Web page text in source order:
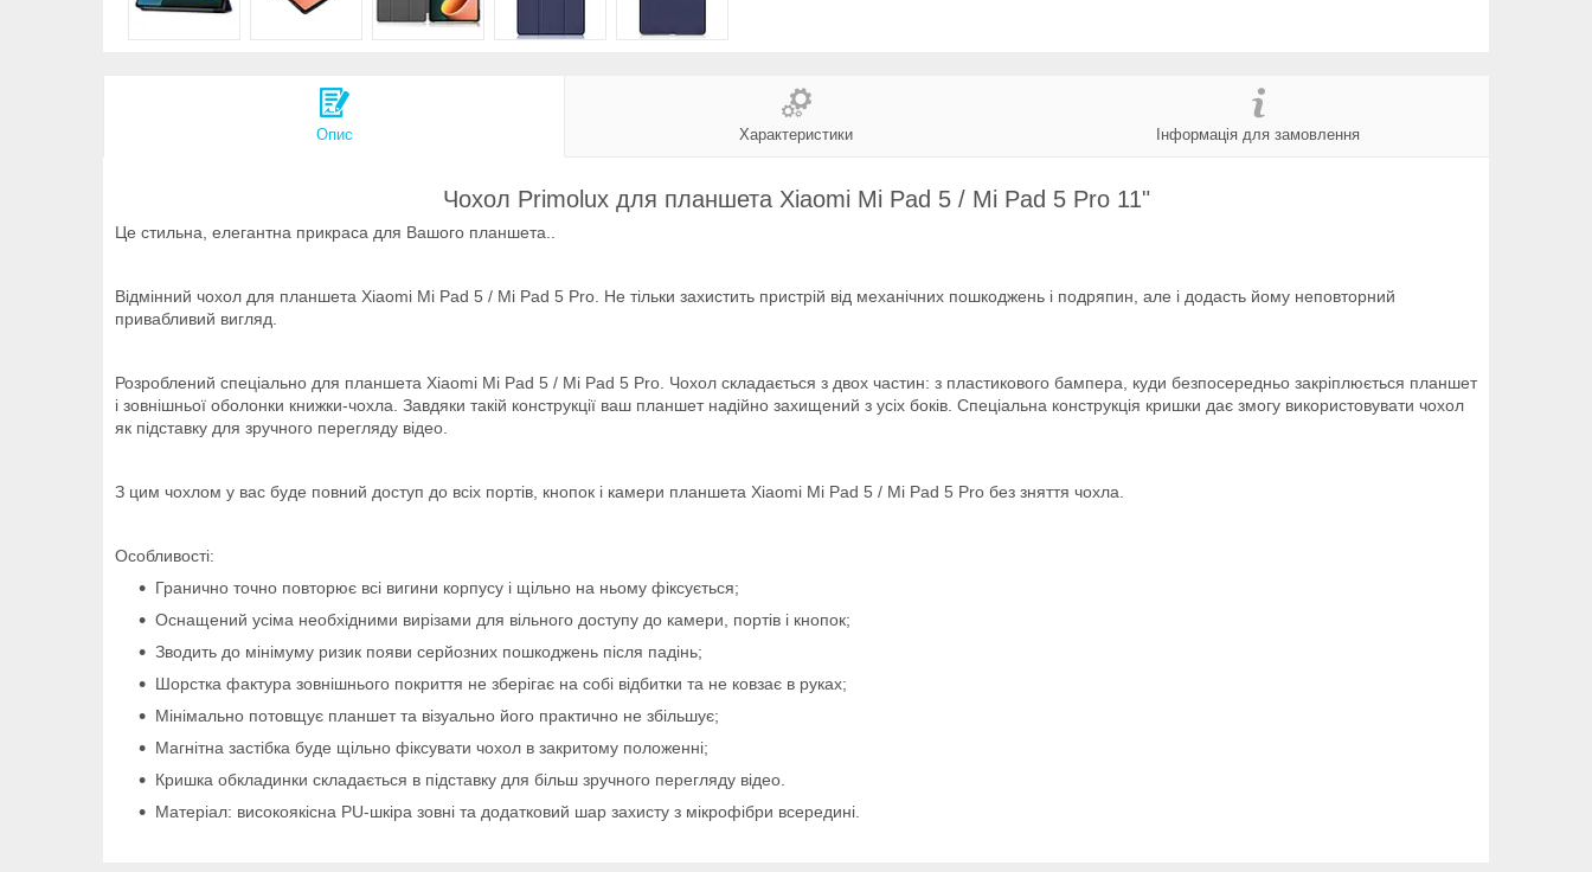
Опис Характеристики Інформація для замовлення
Чохол Primolux для планшета Xiaomi Mi Pad 5 / Mi Pad 5 Pro 11"
Це стильна, елегантна прикраса для Вашого планшета..
Відмінний чохол для планшета Xiaomi Mi Pad 5 / Mi Pad 5 Pro. Не тільки захистить пристрій від механічних пошкоджень і подряпин, але і додасть йому неповторний
привабливий вигляд.
Розроблений спеціально для планшета Xiaomi Mi Pad 5 / Mi Pad 5 Pro. Чохол складається з двох частин: з пластикового бампера, куди безпосередньо закріплюється планшет
і зовнішньої оболонки книжки-чохла. Завдяки такій конструкції ваш планшет надійно захищений з усіх боків. Спеціальна конструкція кришки дає змогу використовувати чохол
як підставку для зручного перегляду відео.
З цим чохлом у вас буде повний доступ до всіх портів, кнопок і камери планшета Xiaomi Mi Pad 5 / Mi Pad 5 Pro без зняття чохла.
Особливості:
Гранично точно повторює всі вигини корпусу і щільно на ньому фіксується;
Оснащений усіма необхідними вирізами для вільного доступу до камери, портів і кнопок;
Зводить до мінімуму ризик появи серйозних пошкоджень після падінь;
Шорстка фактура зовнішнього покриття не зберігає на собі відбитки та не ковзає в руках;
Мінімально потовщує планшет та візуально його практично не збільшує;
Магнітна застібка буде щільно фіксувати чохол в закритому положенні;
Кришка обкладинки складається в підставку для більш зручного перегляду відео.
Матеріал: високоякісна PU-шкіра зовні та додатковий шар захисту з мікрофібри всередині.